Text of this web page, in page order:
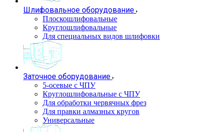
Шлифовальное оборудование
Плоскошлифовальные
Круглошлифовальные
Для специальных видов шлифовки
Заточное оборудование
5-осевые с ЧПУ
Круглошлифовальные с ЧПУ
Для обработки червячных фрез
Для правки алмазных кругов
Универсальные